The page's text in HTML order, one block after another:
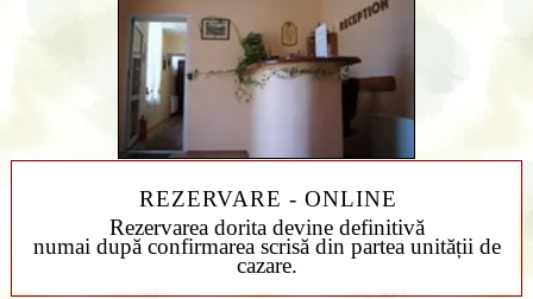
REZERVARE - ONLINE
Rezervarea dorita devine definitivă
numai după confirmarea scrisă din partea unității de
cazare.